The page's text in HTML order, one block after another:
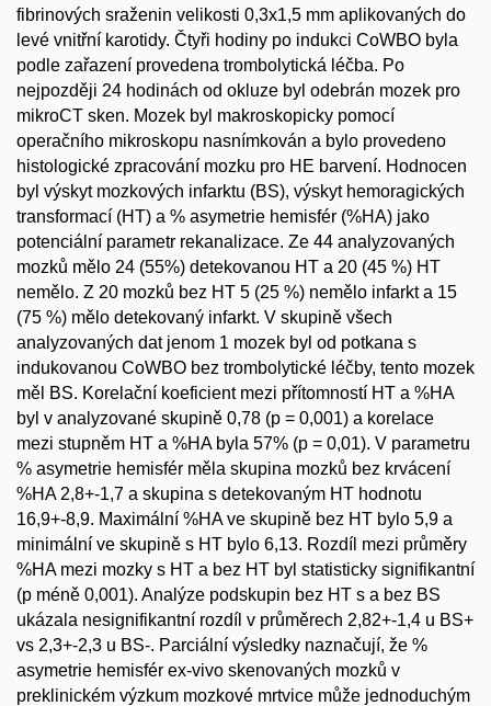
fibrinových sraženin velikosti 0,3x1,5 mm aplikovaných do
levé vnitřní karotidy. Čtyři hodiny po indukci CoWBO byla
podle zařazení provedena trombolytická léčba. Po
nejpozději 24 hodinách od okluze byl odebrán mozek pro
mikroCT sken. Mozek byl makroskopicky pomocí
operačního mikroskopu nasnímkován a bylo provedeno
histologické zpracování mozku pro HE barvení. Hodnocen
byl výskyt mozkových infarktu (BS), výskyt hemoragických
transformací (HT) a % asymetrie hemisfér (%HA) jako
potenciální parametr rekanalizace. Ze 44 analyzovaných
mozků mělo 24 (55%) detekovanou HT a 20 (45 %) HT
nemělo. Z 20 mozků bez HT 5 (25 %) nemělo infarkt a 15
(75 %) mělo detekovaný infarkt. V skupině všech
analyzovaných dat jenom 1 mozek byl od potkana s
indukovanou CoWBO bez trombolytické léčby, tento mozek
měl BS. Korelační koeficient mezi přítomností HT a %HA
byl v analyzované skupině 0,78 (p = 0,001) a korelace
mezi stupněm HT a %HA byla 57% (p = 0,01). V parametru
% asymetrie hemisfér měla skupina mozků bez krvácení
%HA 2,8+-1,7 a skupina s detekovaným HT hodnotu
16,9+-8,9. Maximální %HA ve skupině bez HT bylo 5,9 a
minimální ve skupině s HT bylo 6,13. Rozdíl mezi průměry
%HA mezi mozky s HT a bez HT byl statisticky signifikantní
(p méně 0,001). Analýze podskupin bez HT s a bez BS
ukázala nesignifikantní rozdíl v průměrech 2,82+-1,4 u BS+
vs 2,3+-2,3 u BS-. Parciální výsledky naznačují, že %
asymetrie hemisfér ex-vivo skenovaných mozků v
preklinickém výzkum mozkové mrtvice může jednoduchým